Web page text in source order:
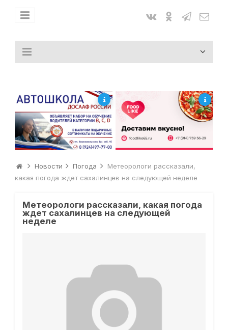
Новости Погода
Метеорологи рассказали,
какая погода ждет сахалинцев на следующей неделе
Метеорологи рассказали, какая погода
ждет сахалинцев на следующей
неделе